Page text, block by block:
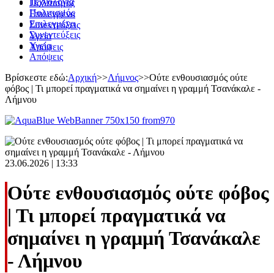
Πολιτισμός
Επιλεγμένα
Συνεντεύξεις
Υγεία
Απόψεις
Πολιτισμός
Επιλεγμένα
Συνεντεύξεις
Υγεία
Απόψεις
Βρίσκεστε εδώ:Αρχική>>Λήμνος>>Ούτε ενθουσιασμός ούτε
φόβος | Τι μπορεί πραγματικά να σημαίνει η γραμμή Τσανάκαλε -
Λήμνου
23.06.2026 | 13:33
Ούτε ενθουσιασμός ούτε φόβος
| Τι μπορεί πραγματικά να
σημαίνει η γραμμή Τσανάκαλε
- Λήμνου